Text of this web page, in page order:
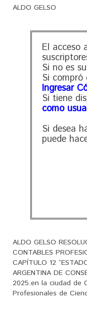
ALDO GELSO
El acceso
Si no es
Si
Ingresar
Si tiene
como
Si desea
puede
ALDO GELSO
CONTABLES
CAPÍTULO 12
ARGENTINA DE
2025.en la ciudad de
Profesionales de